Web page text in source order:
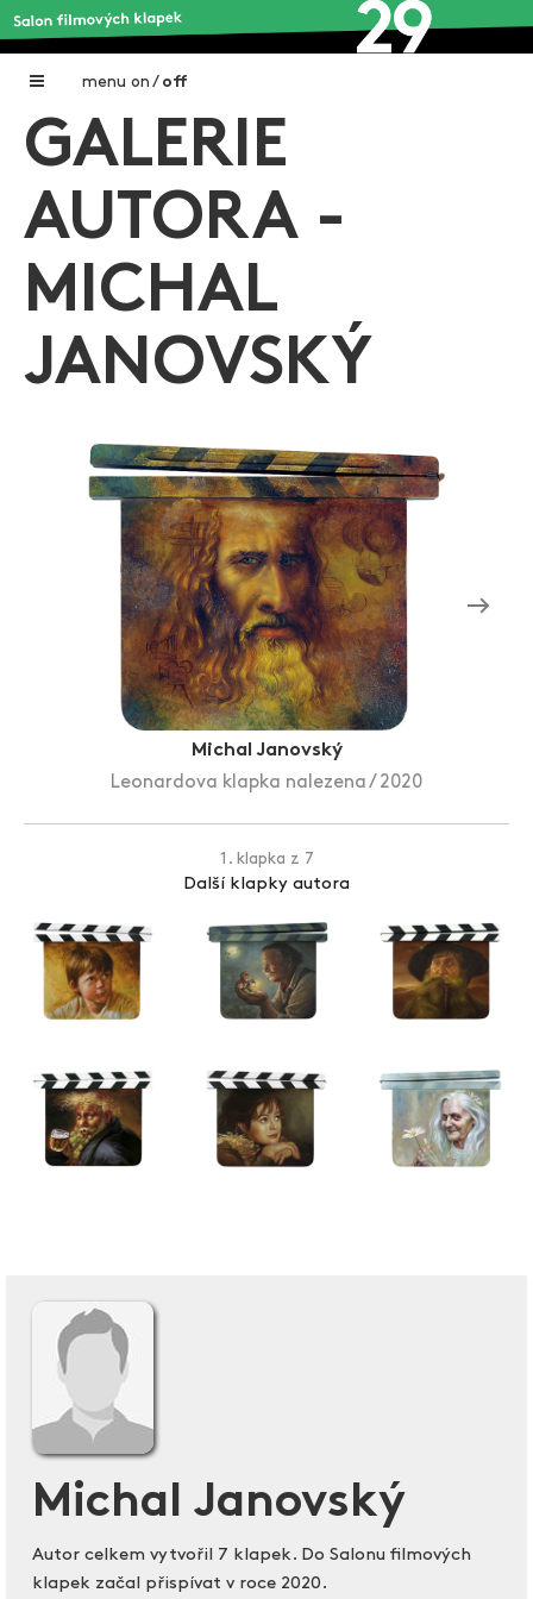
menu on / off
Home
Galerie filmových klapek
Autoři filmových klapek
O projektu
Aukce filmových klapek
Aktuality
Zlín Film Festival
GALERIE
AUTORA -
MICHAL
JANOVSKÝ
Michal Janovský
Leonardova klapka nalezena / 2020
1. klapka z 7
Další klapky autora
Michal Janovský
Autor celkem vytvořil 7 klapek. Do Salonu filmových
klapek začal přispívat v roce 2020.